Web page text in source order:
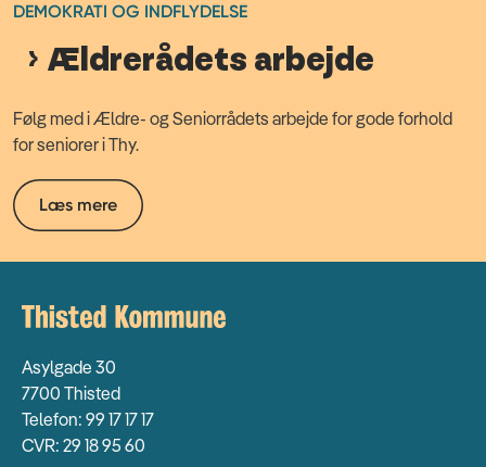
DEMOKRATI OG INDFLYDELSE
Ældrerådets arbejde
Følg med i Ældre- og Seniorrådets arbejde for gode forhold
for seniorer i Thy.
Læs mere
Asylgade 30
7700 Thisted
Telefon: 99 17 17 17
CVR: 29 18 95 60